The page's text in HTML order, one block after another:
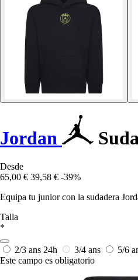
Jordan
Desde
65,00 € 39,58 € -39%
Equipa tu junior con la sudadera
Talla
*
2/3 ans 24h 3/4 ans 5/6
Este campo es obligatorio